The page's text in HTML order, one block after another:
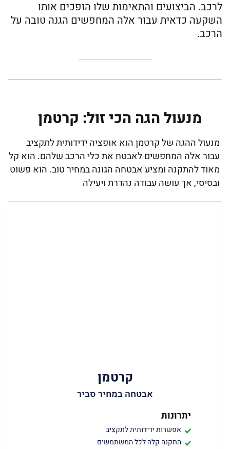
לרכב. הביצועים והתאימות שלו הופכים אותו
השקעה כדאית עבור אלה המחפשים הגנה טובה על
הרכב.
מנעול הגה הכי זול: קרטמן
מנעול ההגה של קרטמן הוא אופציה ידידותית לתקציב
עבור אלה המחפשים לאבטח את כלי הרכב שלהם. הוא קל
מאוד להתקנה ומציע אבטחה הגונה במחיר טוב. הוא פשוט
ובסיסי, אך עושה עבודה נהדרת ויעילה
קרטמן
אבטחה במחיר סביר
יתרונות
אפשרות ידידותית לתקציב
התקנה קלה לכל המשתמשים